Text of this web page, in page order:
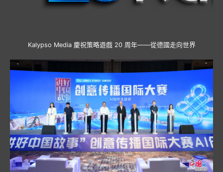
Kalypso Media 慶祝策略遊戲 20 周年——從德國走向世界